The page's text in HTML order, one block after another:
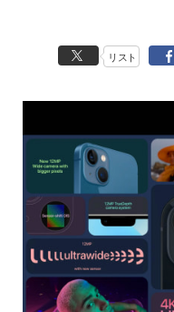
リスト